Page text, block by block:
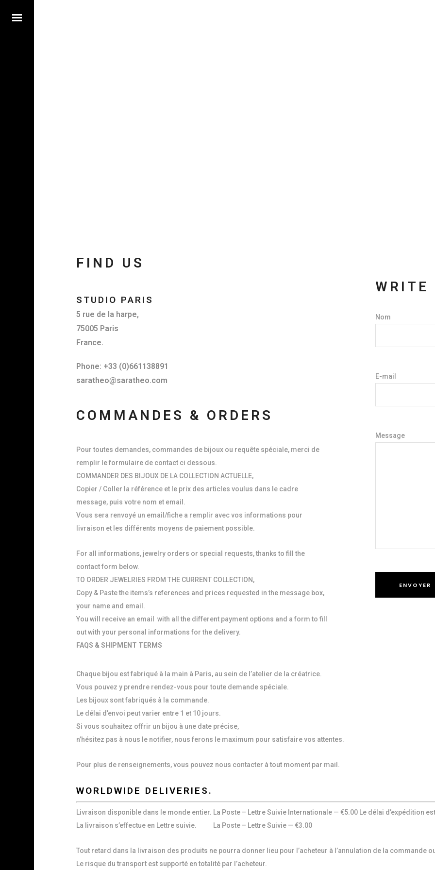
FIND US
STUDIO PARIS
5 rue de la harpe,
75005 Paris
France.
Phone: +33 (0)661138891
saratheo@saratheo.com
COMMANDES & ORDERS
Pour toutes demandes, commandes de bijoux ou requête spéciale, merci de
remplir le formulaire de contact ci dessous.
COMMANDER DES BIJOUX DE LA COLLECTION ACTUELLE,
Copier / Coller la référence et le prix des articles voulus dans le cadre
message, puis votre nom et email.
Vous sera renvoyé un email/fiche a remplir avec vos informations pour
livraison et les différents moyens de paiement possible.
For all informations, jewelry orders or special requests, thanks to fill the
contact form below.
TO ORDER JEWELRIES FROM THE CURRENT COLLECTION,
Copy & Paste the items’s references and prices requested in the message box,
your name and email.
You will receive an email with all the different payment options and a form to fill
out with your personal informations for the delivery.
WRITE
Nom
E-mail
Message
FAQS & SHIPMENT TERMS
Chaque bijou est fabriqué à la main à Paris, au sein de l’atelier de la créatrice.
Vous pouvez y prendre rendez-vous pour toute demande spéciale.
Les bijoux sont fabriqués à la commande.
Le délai d’envoi peut varier entre 1 et 10 jours.
Si vous souhaitez offrir un bijou à une date précise,
n’hésitez pas à nous le notifier, nous ferons le maximum pour satisfaire vos attentes.
Pour plus de renseignements, vous pouvez nous contacter à tout moment par mail.
WORLDWIDE DELIVERIES.
Livraison disponible dans le monde entier.
La livraison s’effectue en Lettre suivie.
La Poste – Lettre Suivie Internationale — €5.00
La Poste – Lettre Suivie — €3.00
Le délai d’expédition
Tout retard dans la livraison des produits ne pourra donner lieu pour l’acheteur à l’annulation de la commande
Le risque du transport est supporté en totalité par l’acheteur.